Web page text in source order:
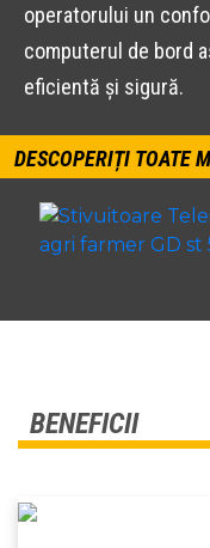
operatorului un
computerul de bord
eficientă și sigură.
DESCOPERIȚI TOATE
BENEFICII